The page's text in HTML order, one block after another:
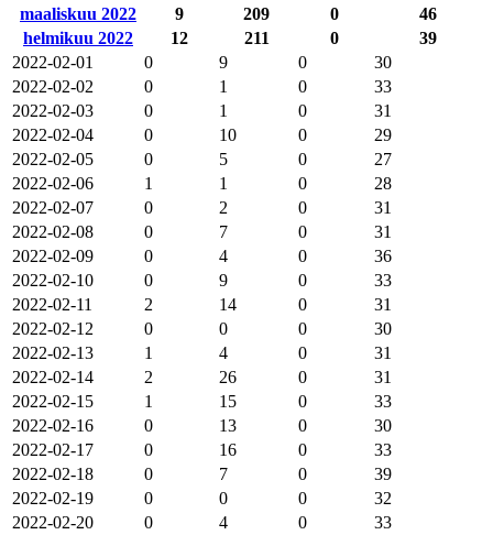
maaliskuu 2022
9 209 0
46
helmikuu 2022
12 211 0
39
2022-02-01
0 9 0
30
2022-02-02
0 1 0
33
2022-02-03
0 1 0
31
2022-02-04
0 10 0
29
2022-02-05
0 5 0
27
2022-02-06
1 1 0
28
2022-02-07
0 2 0
31
2022-02-08
0 7 0
31
2022-02-09
0 4 0
36
2022-02-10
0 9 0
33
2022-02-11
2 14 0
31
2022-02-12
0 0 0
30
2022-02-13
1 4 0
31
2022-02-14
2 26 0
31
2022-02-15
1 15 0
33
2022-02-16
0 13 0
30
2022-02-17
0 16 0
33
2022-02-18
0 7 0
39
2022-02-19
0 0 0
32
2022-02-20
0 4 0
33